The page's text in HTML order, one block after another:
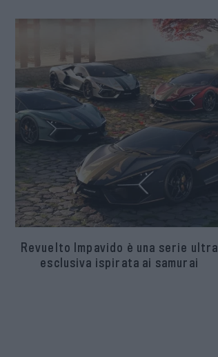
Revuelto Impavido è una serie ultra
esclusiva ispirata ai samurai